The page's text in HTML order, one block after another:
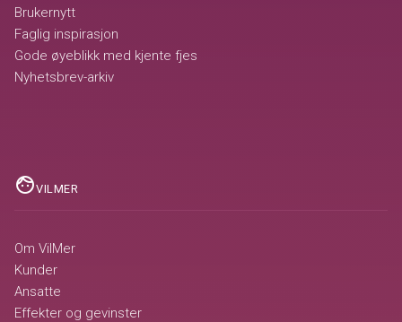
Brukernytt
Faglig inspirasjon
Gode øyeblikk med kjente fjes
Nyhetsbrev-arkiv
faceVILMER
Om VilMer
Kunder
Ansatte
Effekter og gevinster